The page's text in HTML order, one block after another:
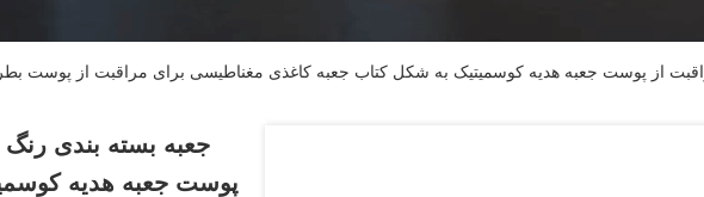
از پوست جعبه هدیه کوسمیتیک به شکل کتاب جعبه کاغذی مغناطیسی برای مراقبت از پوست
جعبه بسته بندی
پوست جعبه هدیه